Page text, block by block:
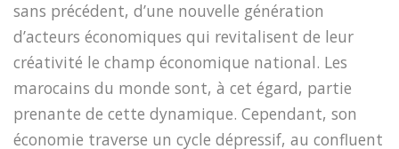
sans précédent, d’une nouvelle génération
d’acteurs économiques qui revitalisent de leur
créativité le champ économique national. Les
marocains du monde sont, à cet égard, partie
prenante de cette dynamique. Cependant, son
économie traverse un cycle dépressif, au confluent